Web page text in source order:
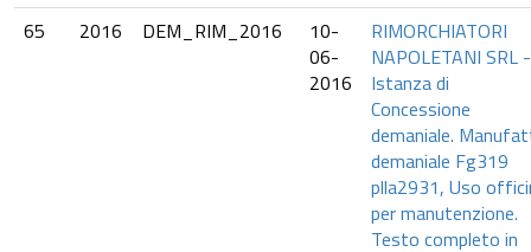
65
2016 DEM_RIM_2016
10-
06-
2016
RIMORCHIATORI
NAPOLETANI SRL -
Istanza di
Concessione
demaniale.
demaniale Fg319
plla2931, Uso
per manutenzione.
Testo completo in